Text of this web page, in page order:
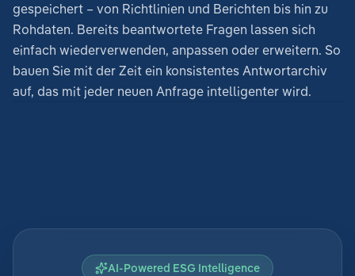
gespeichert – von Richtlinien und Berichten bis hin zu
Rohdaten. Bereits beantwortete Fragen lassen sich
einfach wiederverwenden, anpassen oder erweitern. So
bauen Sie mit der Zeit ein konsistentes Antwortarchiv
auf, das mit jeder neuen Anfrage intelligenter wird.
AI-Powered ESG Intelligence